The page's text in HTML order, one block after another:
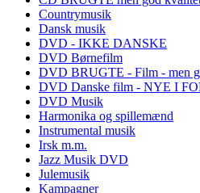
Countrymusik
Dansk musik
DVD - IKKE DANSKE
DVD Børnefilm
DVD BRUGTE - Film - men
DVD Danske film - NYE I
DVD Musik
Harmonika og spillemænd
Instrumental musik
Irsk m.m.
Jazz Musik DVD
Julemusik
Kampagner